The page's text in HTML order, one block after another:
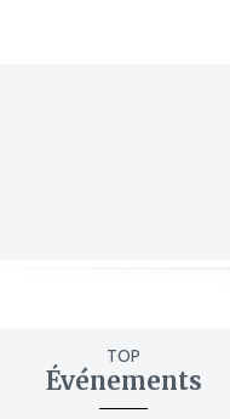
TOP
Événements